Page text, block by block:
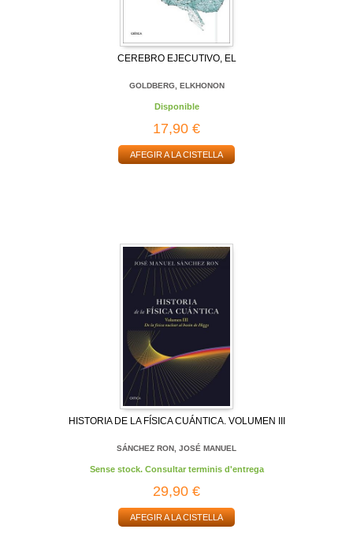
CEREBRO EJECUTIVO, EL
GOLDBERG, ELKHONON
Disponible
17,90 €
AFEGIR A LA CISTELLA
HISTORIA DE LA FÍSICA CUÁNTICA. VOLUMEN III
SÁNCHEZ RON, JOSÉ MANUEL
Sense stock. Consultar terminis d'entrega
29,90 €
AFEGIR A LA CISTELLA